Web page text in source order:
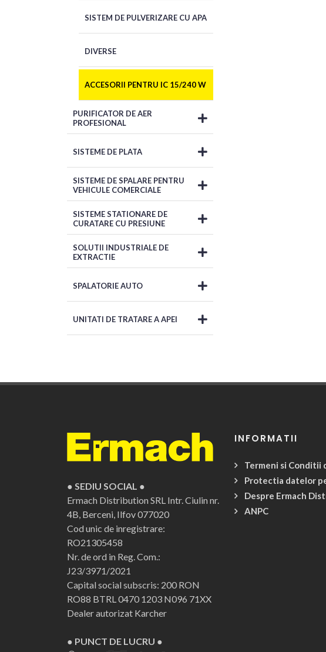
SISTEM DE PULVERIZARE CU APA
DIVERSE
ACCESORII PENTRU IC 15/240 W
PURIFICATOR DE AER
PROFESIONAL
SISTEME DE PLATA
SISTEME DE SPALARE PENTRU
VEHICULE COMERCIALE
SISTEME STATIONARE DE
CURATARE CU PRESIUNE
SOLUTII INDUSTRIALE DE
EXTRACTIE
SPALATORIE AUTO
UNITATI DE TRATARE A APEI
● SEDIU SOCIAL ●
Ermach Distribution SRL Intr. Ciulin nr.
4B, Berceni, Ilfov 077020
Cod unic de inregistrare:
RO21305458
Nr. de ord in Reg. Com.:
J23/3971/2021
Capital social subscris: 200 RON
RO88 BTRL 0470 1203 N096 71XX
Dealer autorizat Karcher
● PUNCT DE LUCRU ●
INFORMATII
Termeni si Conditii
Protectia datelor
Despre Ermach
ANPC